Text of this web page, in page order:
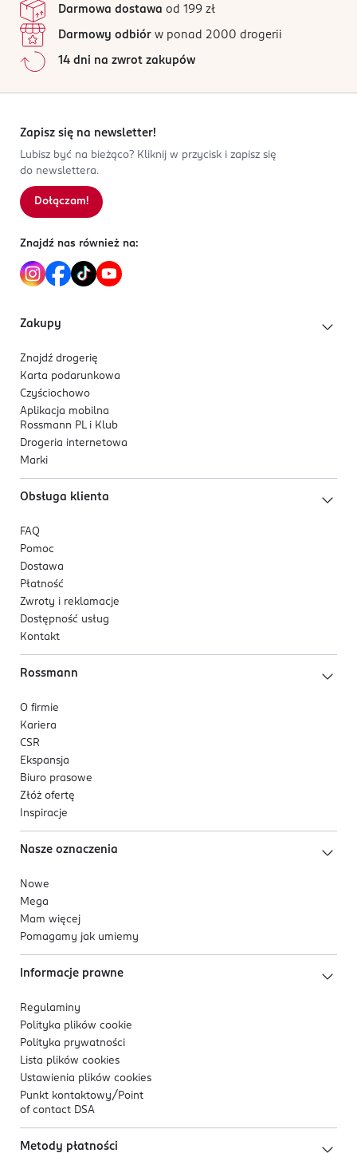
Zaznaczone linie pomagają precyzyjnie określić
długość stylizacji, co ułatwia pracę zarówno
profesjonalistom, jak i osobom początkującym.
różnych rozmiarach - dla idealnego dopasowania do
5 907549 231023
Wszystkie opinie są zweryfikowane zakupem.
4
0%
2
1
0%
Sortowanie wg
Darmowa dostawa od 199 zł
Darmowy odbiór w ponad 2000 drogerii
14 dni na zwrot zakupów
Zapisz się na newsletter!
Lubisz być na bieżąco? Kliknij w przycisk i zapisz się
do newslettera.
Dołączam!
Znajdź nas również na:
Zakupy
Znajdź drogerię
Karta podarunkowa
Czyściochowo
Aplikacja mobilna
Rossmann PL i Klub
Drogeria internetowa
Marki
Obsługa klienta
FAQ
Pomoc
Dostawa
Płatność
Zwroty i reklamacje
Dostępność usług
Kontakt
Rossmann
O firmie
Kariera
CSR
Ekspansja
Biuro prasowe
Złóż ofertę
Inspiracje
Nasze oznaczenia
Nowe
Mega
Mam więcej
Pomagamy jak umiemy
Informacje prawne
Regulaminy
Polityka plików cookie
Polityka prywatności
Lista plików cookies
Ustawienia plików cookies
Punkt kontaktowy/ Point
of contact DSA
Metody płatności